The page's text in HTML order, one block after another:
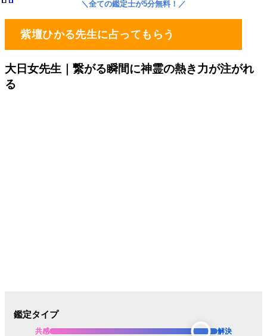
＼ 全ての鑑定士が5分無料！ ／
紫壇ひかる先生に占ってもらう
大日女先生｜ 繋がる瞬間に神霊の熱き力が注がれ
る
鑑定タイプ
共感 解決